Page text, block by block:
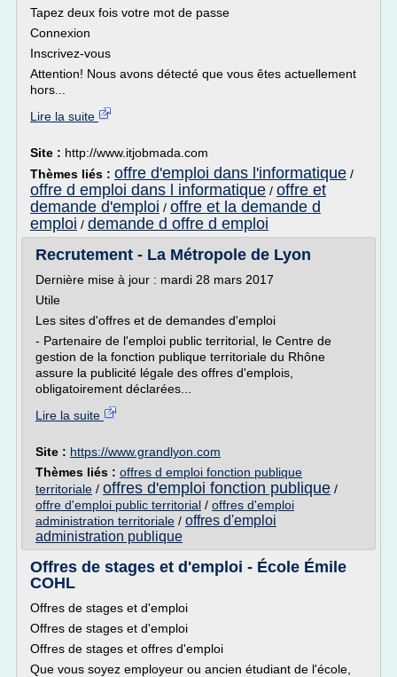
Tapez deux fois votre mot de passe
Connexion
Inscrivez-vous
Attention! Nous avons détecté que vous êtes actuellement
hors...
Lire la suite
Site : http://www.itjobmada.com
Thèmes liés : offre d'emploi dans l'informatique /
offre d emploi dans l informatique / offre et
demande d'emploi / offre et la demande d
emploi / demande d offre d emploi
Recrutement - La Métropole de Lyon
Dernière mise à jour : mardi 28 mars 2017
Utile
Les sites d'offres et de demandes d'emploi
- Partenaire de l'emploi public territorial, le Centre de
gestion de la fonction publique territoriale du Rhône
assure la publicité légale des offres d'emplois,
obligatoirement déclarées...
Lire la suite
Site : https://www.grandlyon.com
Thèmes liés : offres d emploi fonction publique
territoriale / offres d'emploi fonction publique /
offre d'emploi public territorial / offres d'emploi
administration territoriale / offres d'emploi
administration publique
Offres de stages et d'emploi - École Émile
COHL
Offres de stages et d'emploi
Offres de stages et d'emploi
Offres de stages et offres d'emploi
Que vous soyez employeur ou ancien étudiant de l'école,